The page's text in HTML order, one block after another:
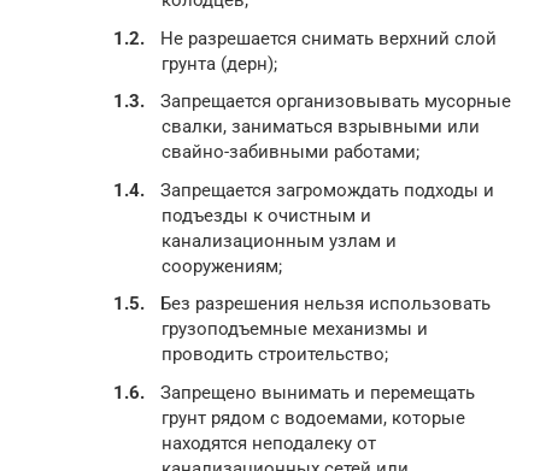
Не разрешается снимать верхний слой
грунта (дерн);
Запрещается организовывать мусорные
свалки, заниматься взрывными или
свайно-забивными работами;
Запрещается загромождать подходы и
подъезды к очистным и
канализационным узлам и
сооружениям;
Без разрешения нельзя использовать
грузоподъемные механизмы и
проводить строительство;
Запрещено вынимать и перемещать
грунт рядом с водоемами, которые
находятся неподалеку от